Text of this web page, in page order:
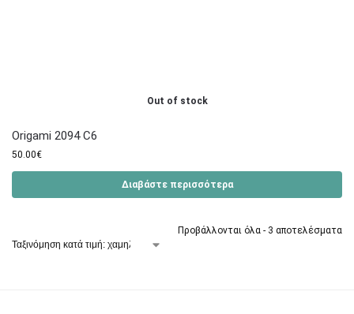
Out of stock
Origami 2094 C6
50.00€
Διαβάστε περισσότερα
Προβάλλονται όλα - 3 αποτελέσματα